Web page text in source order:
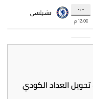
العداد الكودي